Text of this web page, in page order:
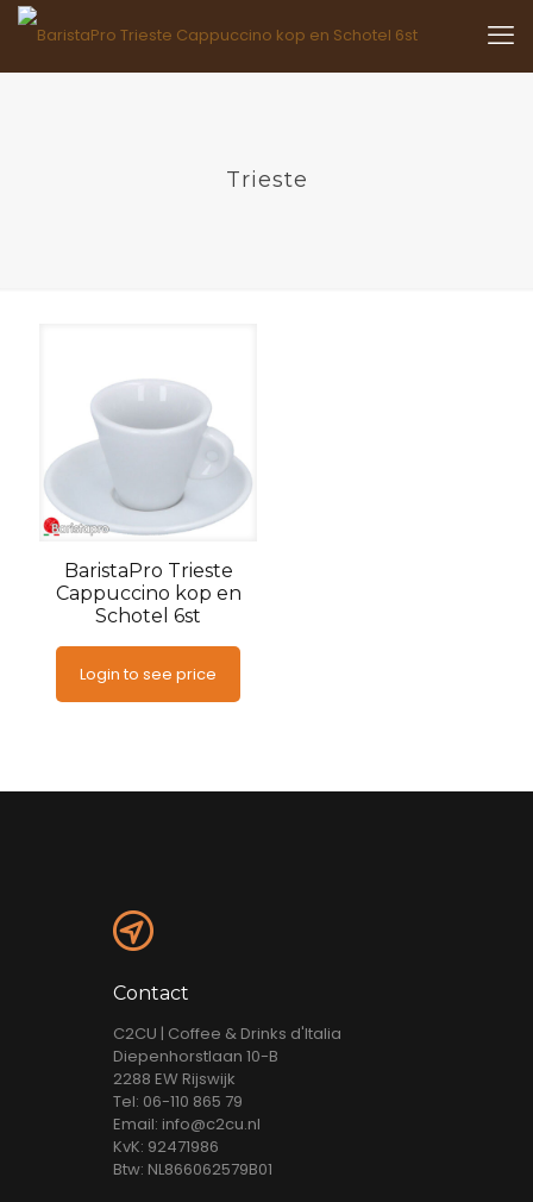
Trieste
BaristaPro Trieste
Cappuccino kop en
Schotel 6st
Login to see price
Contact
C2CU | Coffee & Drinks d'Italia
Diepenhorstlaan 10-B
2288 EW Rijswijk
Tel: 06-110 865 79
Email: info@c2cu.nl
KvK: 92471986
Btw: NL866062579B01